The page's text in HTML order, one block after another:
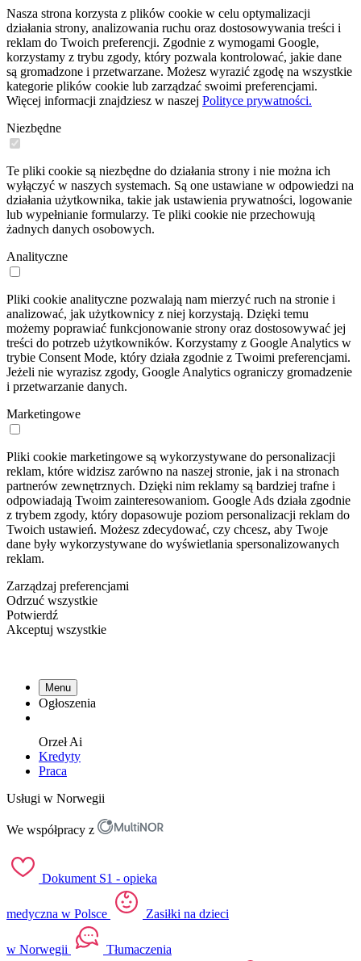
Nasza strona korzysta z plików cookie w celu optymalizacji
działania strony, analizowania ruchu oraz dostosowywania treści i
reklam do Twoich preferencji. Zgodnie z wymogami Google,
korzystamy z trybu zgody, który pozwala kontrolować, jakie dane
są gromadzone i przetwarzane. Możesz wyrazić zgodę na wszystkie
kategorie plików cookie lub zarządzać swoimi preferencjami.
Więcej informacji znajdziesz w naszej Polityce prywatności.
Niezbędne
Te pliki cookie są niezbędne do działania strony i nie można ich
wyłączyć w naszych systemach. Są one ustawiane w odpowiedzi na
działania użytkownika, takie jak ustawienia prywatności, logowanie
lub wypełnianie formularzy. Te pliki cookie nie przechowują
żadnych danych osobowych.
Analityczne
Pliki cookie analityczne pozwalają nam mierzyć ruch na stronie i
analizować, jak użytkownicy z niej korzystają. Dzięki temu
możemy poprawiać funkcjonowanie strony oraz dostosowywać jej
treści do potrzeb użytkowników. Korzystamy z Google Analytics w
trybie Consent Mode, który działa zgodnie z Twoimi preferencjami.
Jeżeli nie wyrazisz zgody, Google Analytics ograniczy gromadzenie
i przetwarzanie danych.
Marketingowe
Pliki cookie marketingowe są wykorzystywane do personalizacji
reklam, które widzisz zarówno na naszej stronie, jak i na stronach
partnerów zewnętrznych. Dzięki nim reklamy są bardziej trafne i
odpowiadają Twoim zainteresowaniom. Google Ads działa zgodnie
z trybem zgody, który dopasowuje poziom personalizacji reklam do
Twoich ustawień. Możesz zdecydować, czy chcesz, aby Twoje
dane były wykorzystywane do wyświetlania spersonalizowanych
reklam.
Zarządzaj preferencjami
Odrzuć wszystkie
Potwierdź
Akceptuj wszystkie
Menu
Ogłoszenia
OrzełAi
Kredyty
Praca
Usługi w Norwegii
We współpracy z
Dokument S1 - opieka
medyczna w Polsce Zasiłki na dzieci
w Norwegii Tłumaczenia